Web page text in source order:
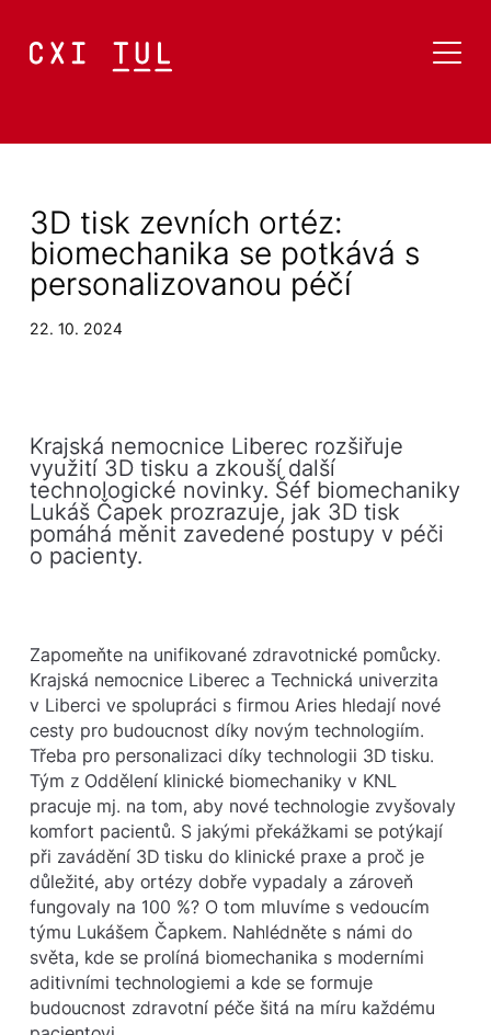
3D tisk zevních ortéz:
biomechanika se potkává s
personalizovanou péčí
22. 10. 2024
Krajská nemocnice Liberec rozšiřuje
využití 3D tisku a zkouší další
technologické novinky. Šéf biomechaniky
Lukáš Čapek prozrazuje, jak 3D tisk
pomáhá měnit zavedené postupy v péči
o pacienty.
Zapomeňte na unifikované zdravotnické pomůcky.
Krajská nemocnice Liberec a Technická univerzita
v Liberci ve spolupráci s firmou Aries hledají nové
cesty pro budoucnost díky novým technologiím.
Třeba pro personalizaci díky technologii 3D tisku.
Tým z Oddělení klinické biomechaniky v KNL
pracuje mj. na tom, aby nové technologie zvyšovaly
komfort pacientů. S jakými překážkami se potýkají
při zavádění 3D tisku do klinické praxe a proč je
důležité, aby ortézy dobře vypadaly a zároveň
fungovaly na 100 %? O tom mluvíme s vedoucím
týmu Lukášem Čapkem. Nahlédněte s námi do
světa, kde se prolíná biomechanika s moderními
aditivními technologiemi a kde se formuje
budoucnost zdravotní péče šitá na míru každému